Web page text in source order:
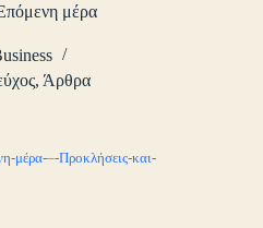
μέρα
, Άρθρα
μέρα-–-Προκλήσεις-και-